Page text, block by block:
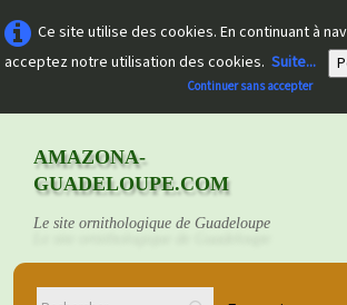
Ce site utilise des cookies. En continuant à
acceptez notre utilisation des cookies. Suite...
Continuer sans accepter
AMAZONA-
GUADELOUPE.COM
Le site ornithologique de Guadeloupe